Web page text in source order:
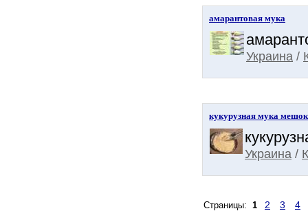
амарантовая мука
Украина /
кукурузная мука мешок
Украина /
Страницы: 1 2 3 4